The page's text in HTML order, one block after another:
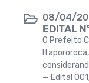
08/04/
EDITAL
O Prefeito
— Edital